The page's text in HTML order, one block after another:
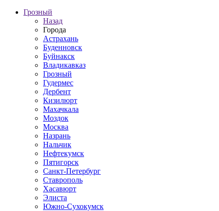
Грозный
Назад
Города
Астрахань
Буденновск
Буйнакск
Владикавказ
Грозный
Гудермес
Дербент
Кизилюрт
Махачкала
Моздок
Москва
Назрань
Нальчик
Нефтекумск
Пятигорск
Санкт-Петербург
Ставрополь
Хасавюрт
Элиста
Южно-Сухокумск